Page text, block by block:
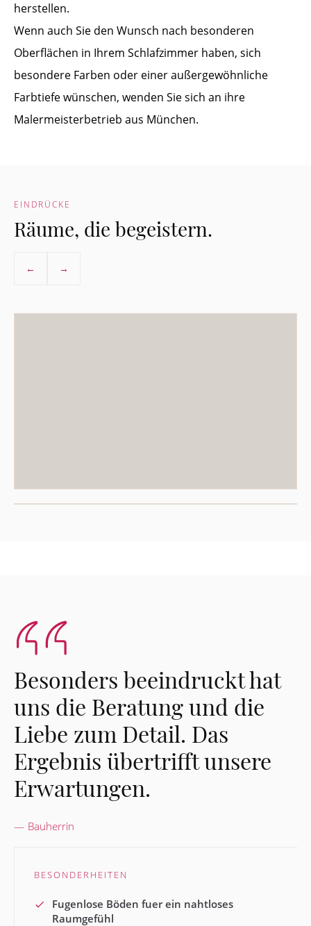
herstellen.
Wenn auch Sie den Wunsch nach besonderen
Oberflächen in Ihrem Schlafzimmer haben, sich
besondere Farben oder einer außergewöhnliche
Farbtiefe wünschen, wenden Sie sich an ihre
Malermeisterbetrieb aus München.
EINDRÜCKE
Räume, die begeistern.
← →
Besonders beeindruckt hat
uns die Beratung und die
Liebe zum Detail. Das
Ergebnis übertrifft unsere
Erwartungen.
Bauherrin
BESONDERHEITEN
Fugenlose Böden fuer ein nahtloses
Raumgefühl